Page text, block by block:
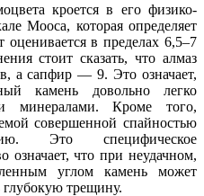
кроется в его физико-
Мооса, которая определяет
оценивается в пределах 6,5–7
стоит сказать, что алмаз
а сапфир — 9. Это означает,
камень довольно легко
минералами. Кроме того,
совершенной спайностью
Это специфическое
означает, что при неудачном,
углом камень может
глубокую трещину.